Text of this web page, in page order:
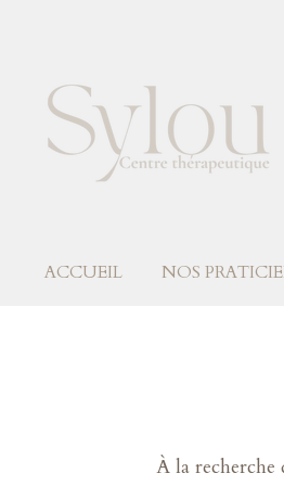
contenu
principal
ACCUEIL NOS
À la recherche